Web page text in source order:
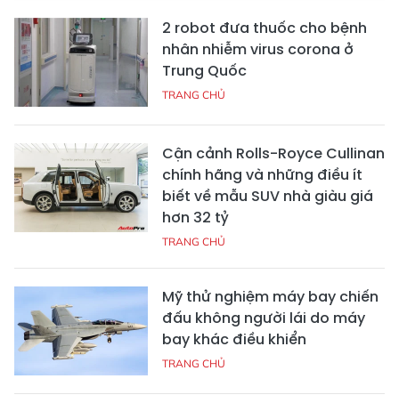
2 robot đưa thuốc cho bệnh
nhân nhiễm virus corona ở
Trung Quốc
TRANG CHỦ
Cận cảnh Rolls-Royce Cullinan
chính hãng và những điều ít
biết về mẫu SUV nhà giàu giá
hơn 32 tỷ
TRANG CHỦ
Mỹ thử nghiệm máy bay chiến
đấu không người lái do máy
bay khác điều khiển
TRANG CHỦ